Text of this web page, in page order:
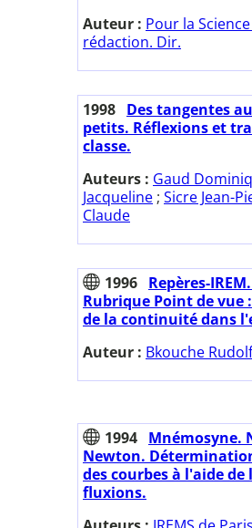
Auteur : Pour la
rédaction. Dir.
1998 Des tangentes
petits. Réflexions et
classe.
Auteurs : Gaud
Jacqueline ; Sicre Jean-
Claude
1996 Repères-
Rubrique Point de vue
de la continuité dans
Auteur : Bkouche Rudolf
1994 Mnémosyne.
Newton.
des courbes à l'aide
fluxions.